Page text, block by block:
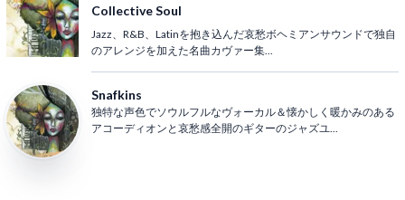
Collective Soul
Jazz、R&B、Latinを抱き込んだ哀愁ボヘミアンサウンドで独自
のアレンジを加えた名曲カヴァー集
Snafkins
独特な声色でソウルフルなヴォーカル＆懐かしく暖かみのある
アコーディオンと哀愁感全開のギターのジャズユ